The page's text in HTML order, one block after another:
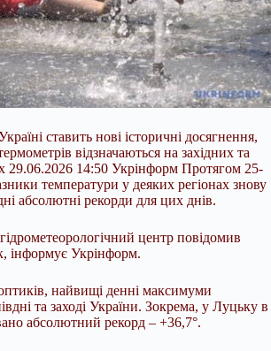
ставить нові історичні досягнення,
відзначаються на західних та
29.06.2026 14:50 Укрінформ Протягом 25-
температури у деяких регіонах знову
абсолютні рекорди для цих днів.
центр повідомив
інформує Укрінформ.
найвищі денні максимуми
та заході України. Зокрема, у Луцьку в
абсолютний рекорд – +36,7°.